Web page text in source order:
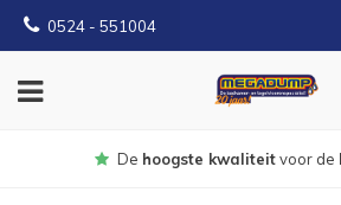
0524 - 551004
Gratisbezorgd vanaf